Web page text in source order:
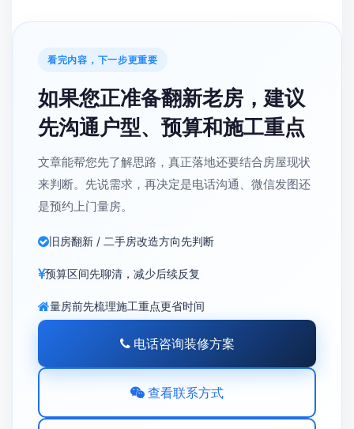
看完内容，下一步更重要
如果您正准备翻新老房，建议
先沟通户型、预算和施工重点
文章能帮您先了解思路，真正落地还要结合房屋现状
来判断。先说需求，再决定是电话沟通、微信发图还
是预约上门量房。
旧房翻新 / 二手房改造方向先判断
预算区间先聊清，减少后续反复
量房前先梳理施工重点更省时间
电话咨询装修方案
查看联系方式